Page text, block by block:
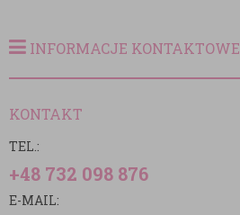
INFORMACJE KONTAKTOWE
KONTAKT
TEL.:
+48 732 098 876
E-MAIL: